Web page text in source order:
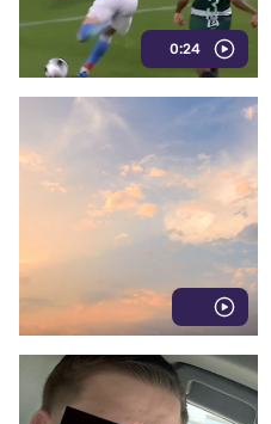
0:24